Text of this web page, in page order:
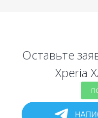
Оставьте
Xperia